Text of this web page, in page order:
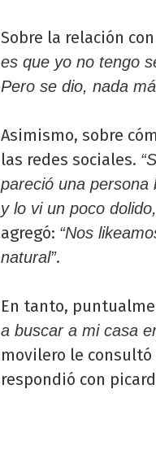
Sobre la relación con
es que yo no tengo
Pero se dio, nada
Asimismo, sobre
las redes sociales.
pareció una persona
y lo vi un poco
agregó: “Nos
natural”.
En tanto,
a buscar a mi casa
movilero le consultó
respondió con